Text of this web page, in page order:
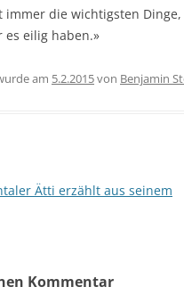
immer die wichtigsten Dinge,
es eilig haben.»
am 5.2.2015von Benjamin
Ätti erzählt aus seinem
Kommentar